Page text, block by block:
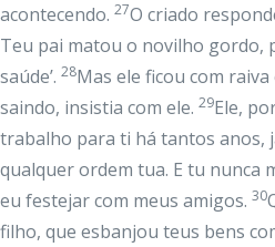
acontecendo. 27O criado
Teu pai matou o novilho gordo,
saúde’. 28Mas ele ficou com
saindo, insistia com ele. 29Ele,
trabalho para ti há tantos anos,
qualquer ordem tua. E tu nunca
eu festejar com meus amigos. 30
filho, que esbanjou teus bens